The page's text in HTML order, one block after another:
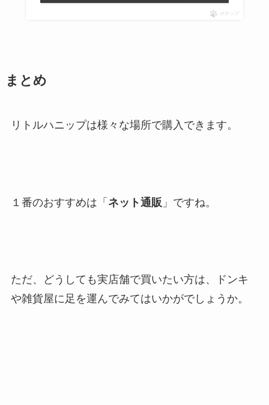
ポチップ
まとめ
リトルハニップは様々な場所で購入できます。
１番のおすすめは「 ネット通販 」ですね。
ただ、どうしても実店舗で買いたい方は、ドンキ
や雑貨屋に足を運んでみてはいかがでしょうか。